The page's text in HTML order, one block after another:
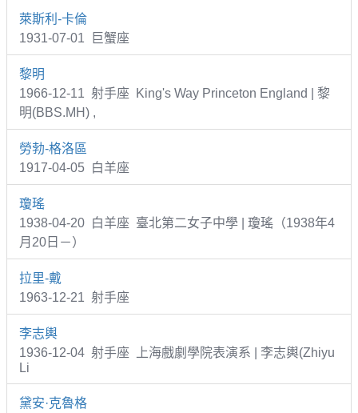
萊斯利-卡倫
1931-07-01 巨蟹座
黎明
1966-12-11 射手座 King's Way Princeton England | 黎
明(BBS.MH) ,
勞勃-格洛區
1917-04-05 白羊座
瓊瑤
1938-04-20 白羊座 臺北第二女子中學 | 瓊瑤（1938年4
月20日－）
拉里-戴
1963-12-21 射手座
李志輿
1936-12-04 射手座 上海戲劇學院表演系 | 李志輿(Zhiyu
Li
黛安·克魯格